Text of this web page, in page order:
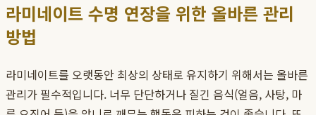
라미네이트 수명 연장을 위한 올바른 관리
방법
라미네이트를 오랫동안 최상의 상태로 유지하기 위해서는 올바른
관리가 필수적입니다. 너무 단단하거나 질긴 음식(얼음, 사탕, 마